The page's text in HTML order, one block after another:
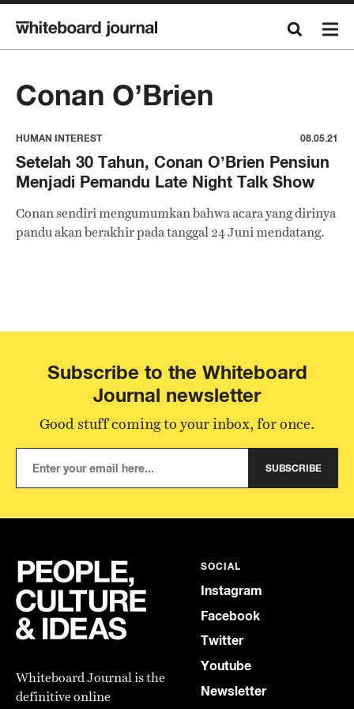
Conan O’Brien
HUMAN INTEREST 08.05.21
Setelah 30 Tahun, Conan O’Brien Pensiun
Menjadi Pemandu Late Night Talk Show
Conan sendiri mengumumkan bahwa acara yang dirinya
pandu akan berakhir pada tanggal 24 Juni mendatang.
Subscribe to the Whiteboard
Journal newsletter
Good stuff coming to your inbox, for once.
SUBSCRIBE
Whiteboard Journal is the
definitive online
SOCIAL
Instagram
Facebook
Twitter
Youtube
Newsletter